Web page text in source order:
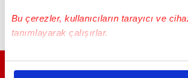
Bu çerezler, kullanıcıların tarayıcı ve
tanımlayarak çalışırlar.
Bu çerezlere izin vermeniz halinde
GÜNÜN EN ÖNEMLİ MANŞETLERİ